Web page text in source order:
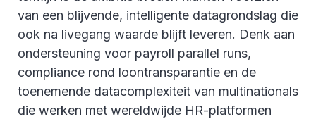
van een blijvende, intelligente datagrondslag die
ook na livegang waarde blijft leveren. Denk aan
ondersteuning voor payroll parallel runs,
compliance rond loontransparantie en de
toenemende datacomplexiteit van multinationals
die werken met wereldwijde HR-platformen